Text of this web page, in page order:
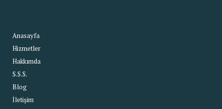
Anasayfa
Hizmetler
Hakkımda
S.S.S.
Blog
İletişim